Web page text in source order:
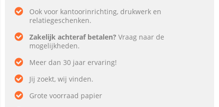
Ook voor kantoorinrichting, drukwerk en
relatiegeschenken.
Zakelijk achteraf betalen? Vraag naar de
mogelijkheden.
Meer dan 30 jaar ervaring!
Jij zoekt, wij vinden.
Grote voorraad papier